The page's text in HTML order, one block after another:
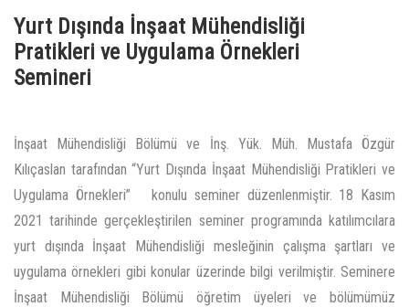
Yurt Dışında İnşaat Mühendisliği
Pratikleri ve Uygulama Örnekleri
Semineri
İnşaat Mühendisliği Bölümü ve İnş. Yük. Müh. Mustafa Özgür
Kılıçaslan tarafından “Yurt Dışında İnşaat Mühendisliği Pratikleri ve
Uygulama Örnekleri” konulu seminer düzenlenmiştir. 18 Kasım
2021 tarihinde gerçekleştirilen seminer programında katılımcılara
yurt dışında İnşaat Mühendisliği mesleğinin çalışma şartları ve
uygulama örnekleri gibi konular üzerinde bilgi verilmiştir. Seminere
İnşaat Mühendisliği Bölümü öğretim üyeleri ve bölümümüz